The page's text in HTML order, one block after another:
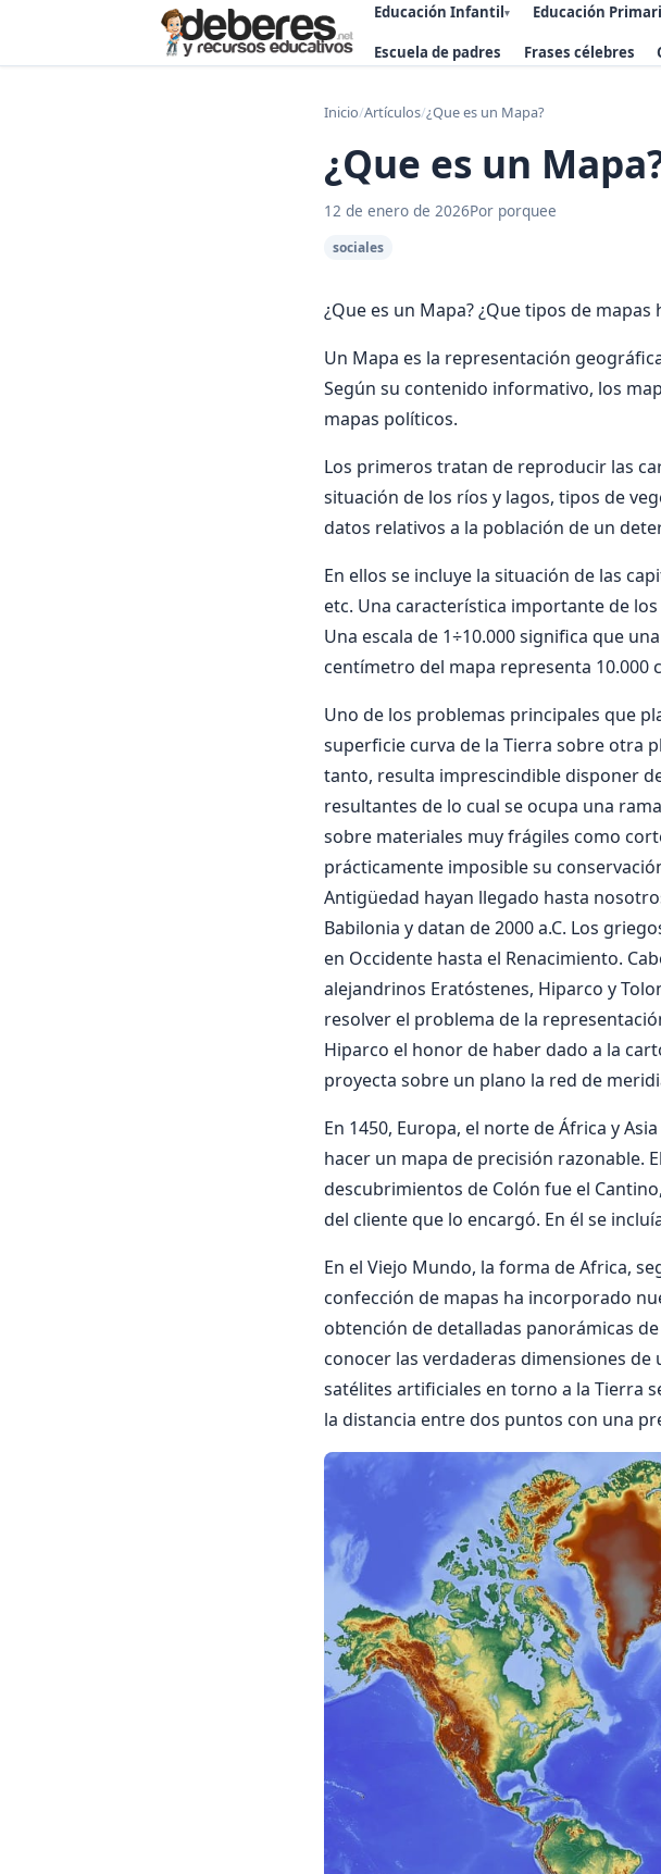
Educación Infantil▾ Educación
Escuela de padres Frases célebres
Inicio/Artículos/¿Que es un Mapa?
¿Que es un
12 de enero de 2026Por porquee
sociales
¿Que es un Mapa? ¿Que tipos de
Un Mapa es la representación
Según su contenido informativo, los
mapas políticos.
Los primeros tratan de reproducir las
situación de los ríos y lagos, tipos de
datos relativos a la población de un
En ellos se incluye la situación de las
etc. Una característica importante de
Una escala de 1÷10.000 significa que
centímetro del mapa representa 10.000
Uno de los problemas principales que
superficie curva de la Tierra sobre otra
tanto, resulta imprescindible disponer
resultantes de lo cual se ocupa una
sobre materiales muy frágiles como
prácticamente imposible su
Antigüedad hayan llegado hasta
Babilonia y datan de 2000 a.C. Los
en Occidente hasta el Renacimiento.
alejandrinos Eratóstenes, Hiparco y
resolver el problema de la
Hiparco el honor de haber dado a la
proyecta sobre un plano la red de
En 1450, Europa, el norte de África y
hacer un mapa de precisión razonable.
descubrimientos de Colón fue el
del cliente que lo encargó. En él se
En el Viejo Mundo, la forma de Africa,
confección de mapas ha incorporado
obtención de detalladas panorámicas
conocer las verdaderas dimensiones
satélites artificiales en torno a la Tierra
la distancia entre dos puntos con una